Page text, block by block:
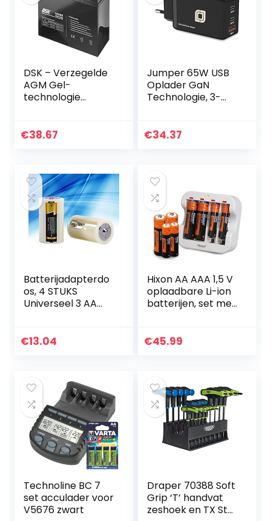
DSK – Verzegelde
AGM Gel-
technologie
elektrisch
€38.67
Jumper 65W USB
Oplader GaN
Technologie, 3-
oplaadadapter/vo
€34.37
Batterijadapterdo
os, 4 STUKS
Universeel 3 AA
batterijomvormer
€13.04
Hixon AA AAA 1,5 V
oplaadbare Li-ion
batterijen, set met
batterijen en
€45.99
Technoline BC 7
set acculader voor
V5676 zwart
Draper 70388 Soft
Grip ‘T’ handvat
zeshoek en TX Star